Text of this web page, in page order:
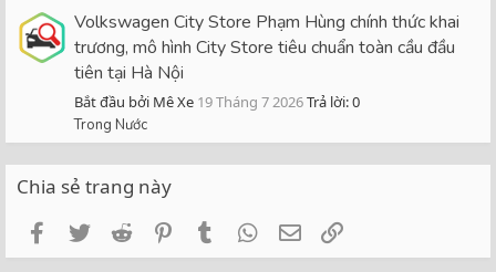
Volkswagen City Store Phạm Hùng chính thức khai
trương, mô hình City Store tiêu chuẩn toàn cầu đầu
tiên tại Hà Nội
Bắt đầu bởi Mê Xe 19 Tháng 7 2026Trả lời: 0
Trong Nước
Chia sẻ trang này
FacebookTwitterReddit PinterestTumblrWhatsApp
Email